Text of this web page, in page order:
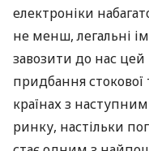
електроніки
не менш, легальні
завозити до нас
придбання стокової
країнах з
ринку, настільки